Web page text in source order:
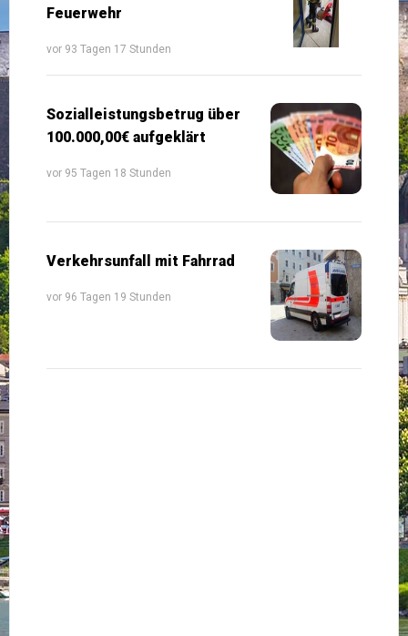
Feuerwehr
vor 93 Tagen 17 Stunden
Sozialleistungsbetrug über
100.000,00€ aufgeklärt
vor 95 Tagen 18 Stunden
Verkehrsunfall mit Fahrrad
vor 96 Tagen 19 Stunden